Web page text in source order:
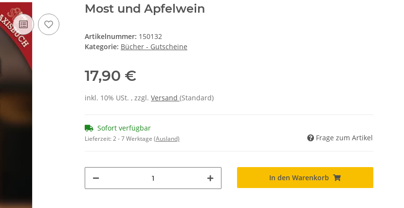
Most und Apfelwein
Artikelnummer: 150132
Kategorie: Bücher - Gutscheine
17,90 €
inkl. 10% USt. , zzgl. Versand (Standard)
Sofort verfügbar
Lieferzeit:2 - 7 Werktage (Ausland) Frage zum Artikel
In den Warenkorb